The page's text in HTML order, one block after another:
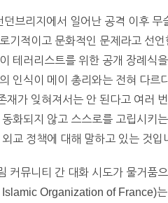
브리지에서 일어난 공격 이후
기적이고 문화적인 문제라고 선
테러리스트를 위한 공개 장례식
인식이 메이 총리와는 전혀 다
재가 잊혀져서는 안 된다고 여러
화되지 않고 스스로를 고립시키
교 정책에 대해 말하고 있는 것입
커뮤니티 간 대화 시도가 물거품
Organization of France)